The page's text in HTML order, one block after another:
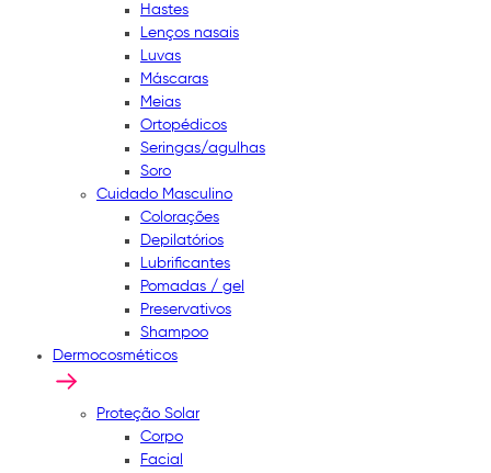
Hastes
Lenços nasais
Luvas
Máscaras
Meias
Ortopédicos
Seringas/agulhas
Soro
Cuidado Masculino
Colorações
Depilatórios
Lubrificantes
Pomadas / gel
Preservativos
Shampoo
Dermocosméticos
Proteção Solar
Corpo
Facial